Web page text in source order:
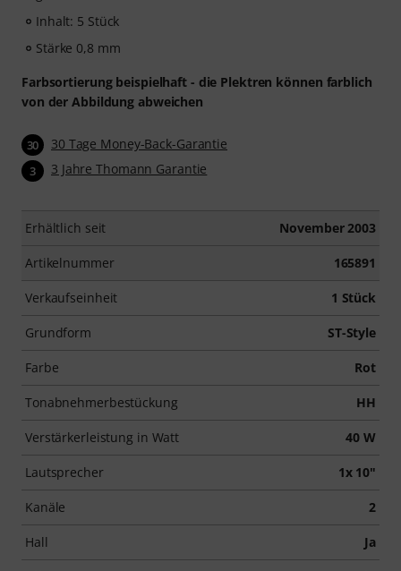
Inhalt: 5 Stück
Stärke 0,8 mm
Farbsortierung beispielhaft - die Plektren können farblich
von der Abbildung abweichen
30 30 Tage Money-Back-Garantie
3 3 Jahre Thomann Garantie
Erhältlich seit November 2003
Artikelnummer 165891
Verkaufseinheit 1 Stück
Grundform ST-Style
Farbe Rot
Tonabnehmerbestückung HH
Verstärkerleistung in Watt 40 W
Lautsprecher 1x 10"
Kanäle 2
Hall Ja